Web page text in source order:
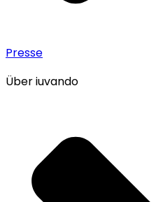
Presse
Über iuvando